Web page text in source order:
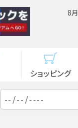
8
ショッピング